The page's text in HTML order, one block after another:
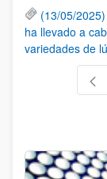
(13/05/
ha llevado a
variedades de